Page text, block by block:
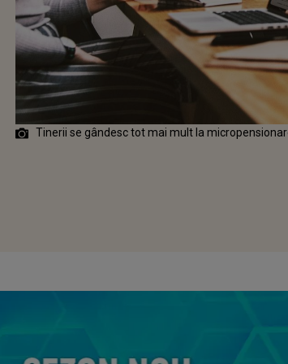
Tinerii se gândesc tot mai mult la